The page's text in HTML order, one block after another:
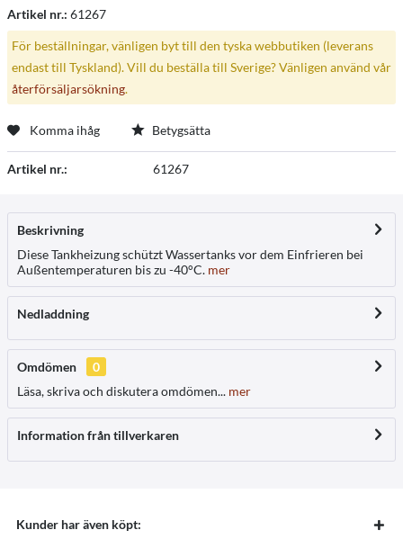
Artikel nr.: 61267
För beställningar, vänligen byt till den tyska webbutiken (leverans
endast till Tyskland). Vill du beställa till Sverige? Vänligen använd vår
återförsäljarsökning.
Komma ihåg Betygsätta
Artikel nr.: 61267
Beskrivning
Diese Tankheizung schützt Wassertanks vor dem Einfrieren bei
Außentemperaturen bis zu -40°C. mer
Nedladdning
Omdömen
0
Läsa, skriva och diskutera omdömen... mer
Information från tillverkaren
Kunder har även köpt: